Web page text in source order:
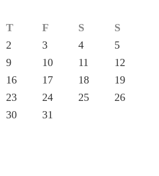
T F S
S
2 3 4
5
9 10 11
12
16 17 18
19
23 24 25
26
30 31